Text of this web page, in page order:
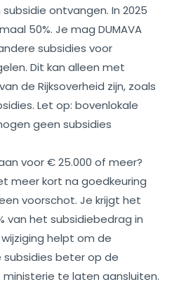
ontvangen. In 2025
50%. Je mag DUMAVA
subsidies voor
Dit kan alleen met
de Rijksoverheid zijn, zoals
Let op: bovenlokale
geen subsidies
voor € 25.000 of meer?
meer kort na goedkeuring
voorschot. Je krijgt het
van het subsidiebedrag in
wijziging helpt om de
beter op de
te laten aansluiten.